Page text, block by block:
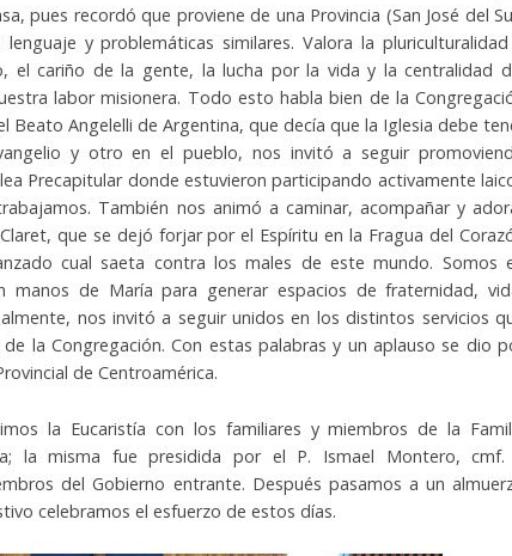
pues recordó que proviene de una Provincia (San José del
y problemáticas similares. Valora la
el cariño de la gente, la lucha por la vida y la centralidad
labor misionera. Todo esto habla bien de la
Beato Angelelli de Argentina, que decía que la Iglesia debe
y otro en el pueblo, nos invitó a seguir
Precapitular donde estuvieron participando activamente
También nos animó a caminar, acompañar y
que se dejó forjar por el Espíritu en la Fragua del
cual saeta contra los males de este mundo. Somos
manos de María para generar espacios de fraternidad,
nos invitó a seguir unidos en los distintos servicios
la Congregación. Con estas palabras y un aplauso se dio
de Centroamérica.
la Eucaristía con los familiares y miembros de la
la misma fue presidida por el P. Ismael Montero,
del Gobierno entrante. Después pasamos a un
celebramos el esfuerzo de estos días.